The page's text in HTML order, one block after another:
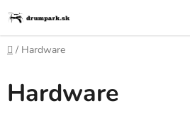
na
obsah
Domov
/ Hardware
Hardware